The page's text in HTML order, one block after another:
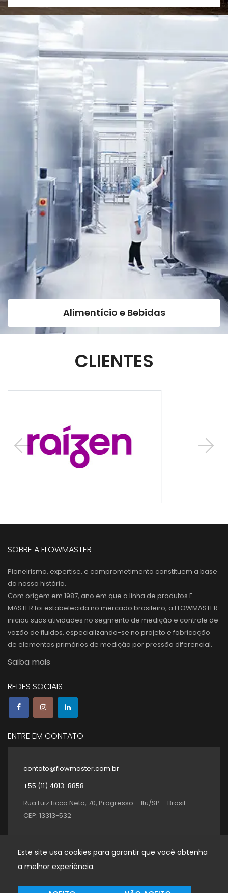
Alimentício e Bebidas
CLIENTES
SOBRE A FLOWMASTER
Pioneirismo, expertise, e comprometimento constituem a base
da nossa história.
Com origem em 1987, ano em que a linha de produtos F.
MASTER foi estabelecida no mercado brasileiro, a FLOWMASTER
iniciou suas atividades no segmento de medição e controle de
vazão de fluidos, especializando-se no projeto e fabricação
de elementos primários de medição por pressão diferencial.
Saiba mais
REDES SOCIAIS
ENTRE EM CONTATO
contato@flowmaster.com.br
+55 (11) 4013-8858
Rua Luiz Licco Neto, 70, Progresso – Itu/SP – Brasil –
CEP: 13313-532
FLOWMASTER SISTEMAS DE MEDIÇÃO Ltda © 2026. Todos os
direitos Reservados
Este site usa cookies para garantir que você obtenha
a melhor experiência.